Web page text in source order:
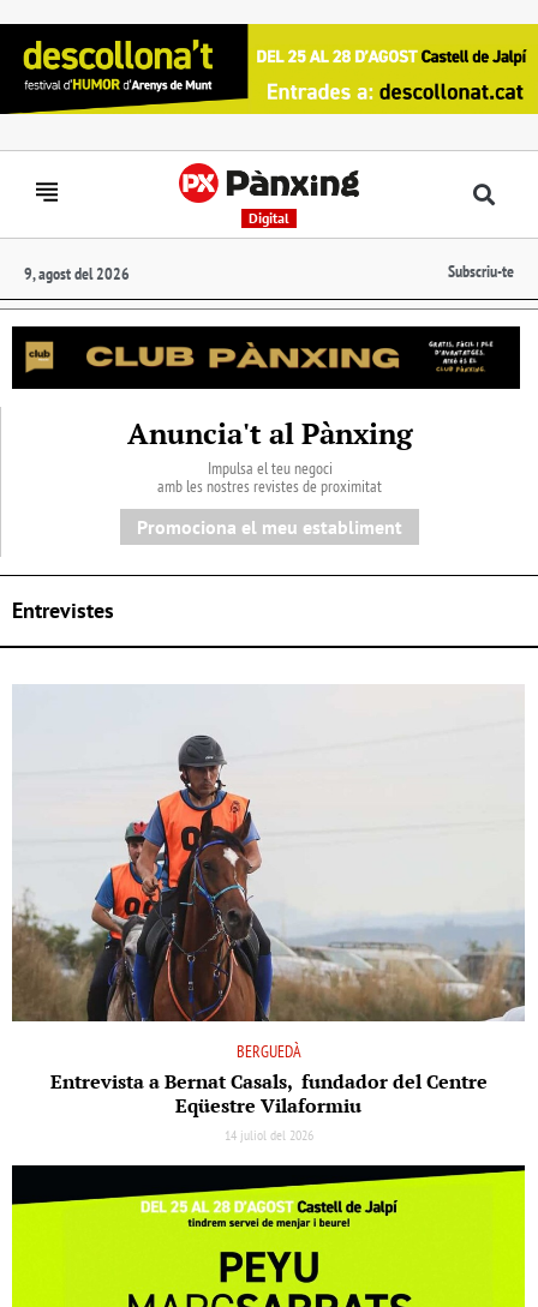
Digital
9, agost del 2026 Subscriu-te
Anuncia't al Pànxing
Impulsa el teu negoci
amb les nostres revistes de proximitat
Promociona el meu establiment
Entrevistes
BERGUEDÀ
Entrevista a Bernat Casals, fundador del Centre
Eqüestre Vilaformiu
14 juliol del 2026